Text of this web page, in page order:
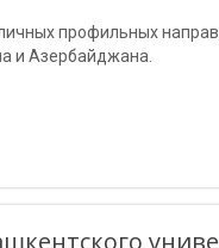
профильных
и Азербайджана.